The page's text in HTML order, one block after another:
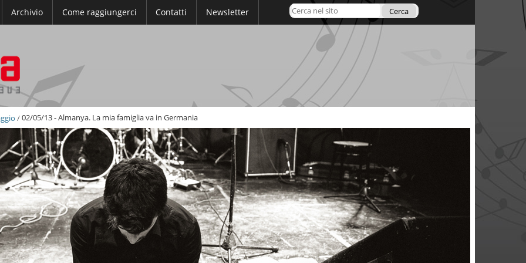
Archivio Come raggiungerci Contatti Newsletter
Cerca nel sito
Ricerca
avanzata…
/02/05/13 - Almanya. La mia famiglia va in Germania